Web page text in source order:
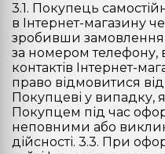
3.1. Покупець
в Інтернет-магазину
зробивши
за номером телефону,
контактів Інтернет-
право відмовитися
Покупцеві у випадку,
Покупцем під час
неповними або
дійсності. 3.3. При